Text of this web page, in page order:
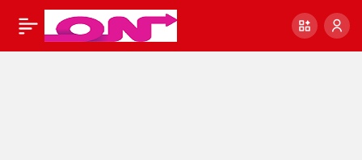
T Harfi İle Başlayan 0